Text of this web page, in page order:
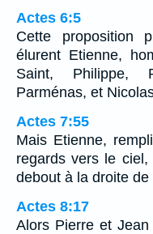
Actes 6:5
Cette proposition
élurent Etienne,
Saint, Philippe,
Parménas, et
Actes 7:55
Mais Etienne,
regards vers le
debout à la droite de
Actes 8:17
Alors Pierre et